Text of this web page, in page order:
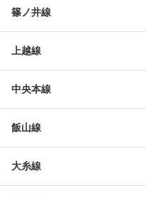
篠ノ井線
上越線
中央本線
飯山線
大糸線